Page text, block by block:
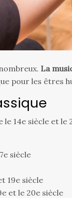
La
pour les êtres
14e siècle et le
siècle
19e siècle
et le 20e siècle